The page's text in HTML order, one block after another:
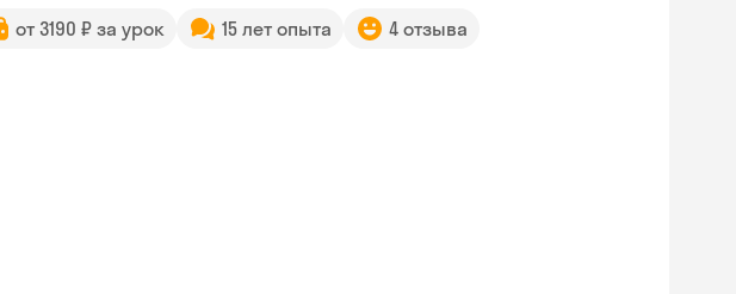
от 3190 ₽ за урок 15 лет опыта 4 отзыва